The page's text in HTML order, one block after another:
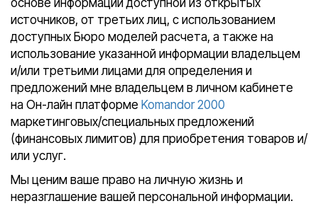
основе информации доступной из открытых
источников, от третьих лиц, с использованием
доступных Бюро моделей расчета, а также на
использование указанной информации владельцем
и/или третьими лицами для определения и
предложений мне владельцем в личном кабинете
на Он-лайн платформе Komandor 2000
маркетинговых/специальных предложений
(финансовых лимитов) для приобретения товаров и/
или услуг.
Мы ценим ваше право на личную жизнь и
неразглашение вашей персональной информации.